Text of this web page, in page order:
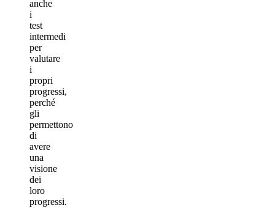
anche
i
test
intermedi
per
valutare
i
propri
progressi,
perché
gli
permettono
di
avere
una
visione
dei
loro
progressi.